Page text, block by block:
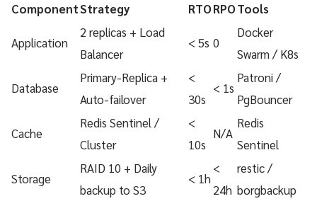
ComponentStrategy RTORPOTools
Application
2 replicas + Load
Balancer
< 5s 0
Docker
Swarm / K8s
Database
Primary-Replica +
Auto-failover
<
30s
< 1s
Patroni /
PgBouncer
Cache
Redis Sentinel /
Cluster
<
10s
N/A
Redis
Sentinel
Storage
RAID 10 + Daily
backup to S3
< 1h
<
24h
restic /
borgbackup